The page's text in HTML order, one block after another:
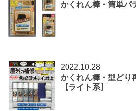
かくれん棒・簡単パ
2022.10.28
かくれん棒・型どり
【ライト系】